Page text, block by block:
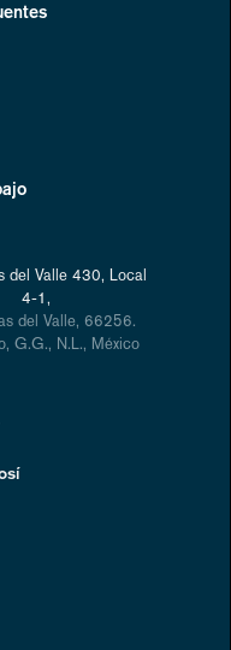
del Valle 430, Local
4-1,
del Valle, 66256.
G.G., N.L., México